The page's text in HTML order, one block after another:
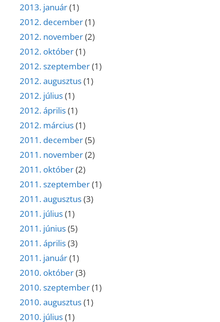
2013. január(1)
2012. december(1)
2012. november(2)
2012. október(1)
2012. szeptember(1)
2012. augusztus(1)
2012. július(1)
2012. április(1)
2012. március(1)
2011. december(5)
2011. november(2)
2011. október(2)
2011. szeptember(1)
2011. augusztus(3)
2011. július(1)
2011. június(5)
2011. április(3)
2011. január(1)
2010. október(3)
2010. szeptember(1)
2010. augusztus(1)
2010. július(1)